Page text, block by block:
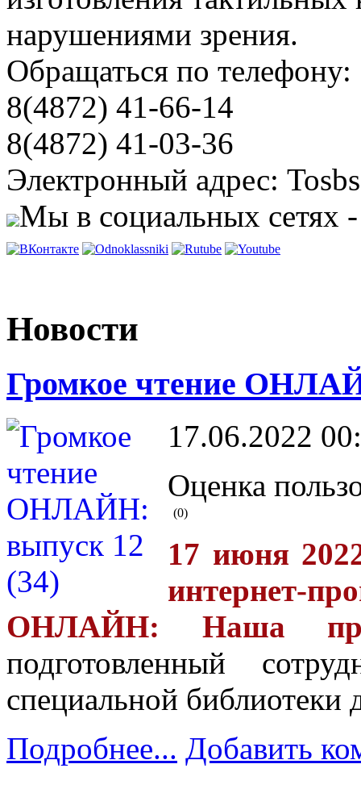
нарушениями зрения.
Обращаться по телефону:
8(4872) 41-66-14
8(4872) 41-03-36
Электронный адрес:
Мы в социальных сетях
Новости
Громкое чтение
17.06.2022
Оценка
(0)
17 июня
интернет-
ОНЛАЙН: Наша
подготовленный
специальной библиотеки
Подробнее... Добавить